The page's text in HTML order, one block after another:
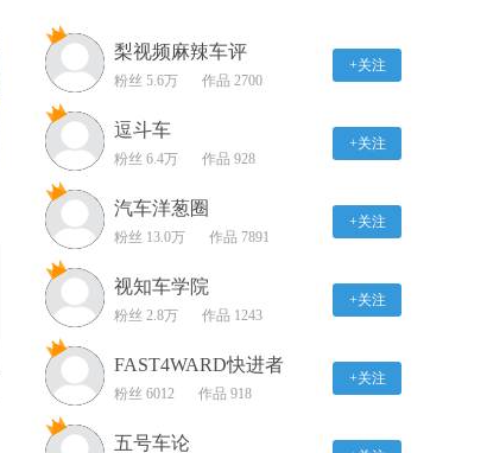
沙漠越野新手村开胃菜
——“开心坡”
01:47
沙漠越野“纯电”也能嗨翻
面对“英雄锅”，想当“狗
熊”都难？！
梨视频麻辣车评
粉丝 5.6万 作品 2700
+关注
逗斗车
粉丝 6.4万 作品 928
+关注
汽车洋葱圈
粉丝 13.0万 作品 7891
+关注
视知车学院
粉丝 2.8万 作品 1243
+关注
FAST4WARD快进者
粉丝 6012 作品 918
+关注
五号车论